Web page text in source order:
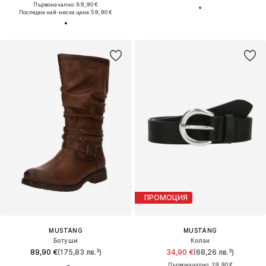
Първоначално: 89,90 €
Последна най-ниска цена:59,90 €
MUSTANG
Ботуши
89,90 €(175,83 лв.³)
ПРОМОЦИЯ
MUSTANG
Колан
34,90 €(68,26 лв.³)
Първоначално: 39,90 €